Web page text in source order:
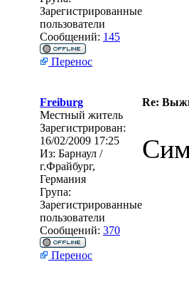
Зарегистрированные
пользователи
Сообщений: 145
Перенос
Freiburg
Re:
Местный житель
Зарегистрирован:
16/02/2009 17:25
Из: Барнаул /
г.Фрайбург,
Германия
Група:
Зарегистрированные
пользователи
Сообщений: 370
Перенос